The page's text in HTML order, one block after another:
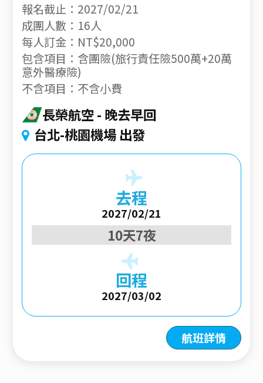
報名截止：2027/02/21
成團人數：16人
每人訂金：NT$20,000
包含項目：含團險(旅行責任險500萬+20萬
意外醫療險)
不含項目：不含小費
長榮航空 晚去早回
台北-桃園機場 出發
去程
2027/02/21
10天7夜
回程
2027/03/02
航班詳情